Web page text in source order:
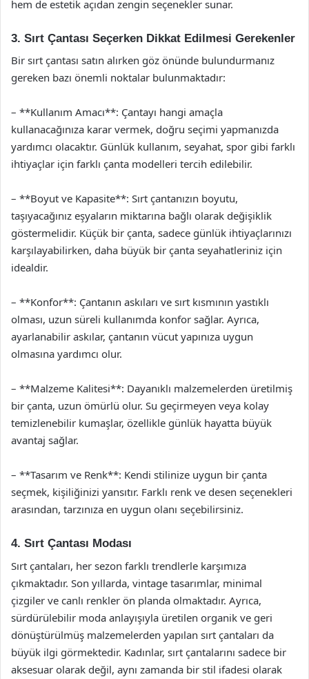
hem de estetik açıdan zengin seçenekler sunar.
3. Sırt Çantası Seçerken Dikkat Edilmesi Gerekenler
Bir sırt çantası satın alırken göz önünde bulundurmanız
gereken bazı önemli noktalar bulunmaktadır:
– **Kullanım Amacı**: Çantayı hangi amaçla
kullanacağınıza karar vermek, doğru seçimi yapmanızda
yardımcı olacaktır. Günlük kullanım, seyahat, spor gibi farklı
ihtiyaçlar için farklı çanta modelleri tercih edilebilir.
– **Boyut ve Kapasite**: Sırt çantanızın boyutu,
taşıyacağınız eşyaların miktarına bağlı olarak değişiklik
göstermelidir. Küçük bir çanta, sadece günlük ihtiyaçlarınızı
karşılayabilirken, daha büyük bir çanta seyahatleriniz için
idealdir.
– **Konfor**: Çantanın askıları ve sırt kısmının yastıklı
olması, uzun süreli kullanımda konfor sağlar. Ayrıca,
ayarlanabilir askılar, çantanın vücut yapınıza uygun
olmasına yardımcı olur.
– **Malzeme Kalitesi**: Dayanıklı malzemelerden üretilmiş
bir çanta, uzun ömürlü olur. Su geçirmeyen veya kolay
temizlenebilir kumaşlar, özellikle günlük hayatta büyük
avantaj sağlar.
– **Tasarım ve Renk**: Kendi stilinize uygun bir çanta
seçmek, kişiliğinizi yansıtır. Farklı renk ve desen seçenekleri
arasından, tarzınıza en uygun olanı seçebilirsiniz.
4. Sırt Çantası Modası
Sırt çantaları, her sezon farklı trendlerle karşımıza
çıkmaktadır. Son yıllarda, vintage tasarımlar, minimal
çizgiler ve canlı renkler ön planda olmaktadır. Ayrıca,
sürdürülebilir moda anlayışıyla üretilen organik ve geri
dönüştürülmüş malzemelerden yapılan sırt çantaları da
büyük ilgi görmektedir. Kadınlar, sırt çantalarını sadece bir
aksesuar olarak değil, aynı zamanda bir stil ifadesi olarak